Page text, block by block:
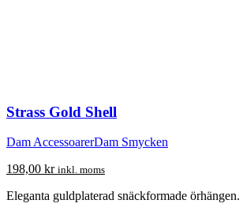
Strass Gold Shell
Dam AccessoarerDam Smycken
198,00 kr inkl. moms
Eleganta guldplaterad snäckformade örhängen.